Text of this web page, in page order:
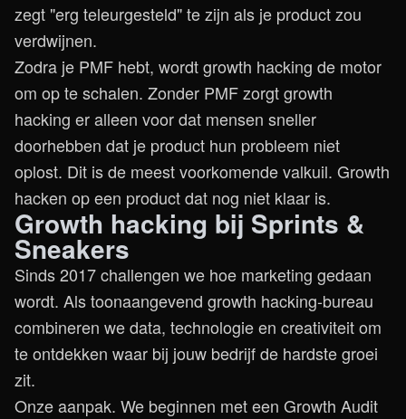
zegt "erg teleurgesteld" te zijn als je product zou
verdwijnen.
Zodra je PMF hebt, wordt growth hacking de motor
om op te schalen. Zonder PMF zorgt growth
hacking er alleen voor dat mensen sneller
doorhebben dat je product hun probleem niet
oplost. Dit is de meest voorkomende valkuil. Growth
hacken op een product dat nog niet klaar is.
Growth hacking bij Sprints &
Sneakers
Sinds 2017 challengen we hoe marketing gedaan
wordt. Als toonaangevend growth hacking-bureau
combineren we data, technologie en creativiteit om
te ontdekken waar bij jouw bedrijf de hardste groei
zit.
Onze aanpak. We beginnen met een Growth Audit